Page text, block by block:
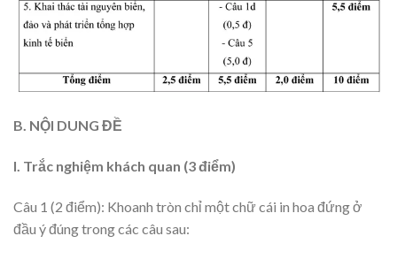
B. NỘI DUNG ĐỀ
I. Trắc nghiệm khách quan (3 điểm)
Câu 1 (2 điểm): Khoanh tròn chỉ một chữ cái in hoa đứng ở
đầu ý đúng trong các câu sau: